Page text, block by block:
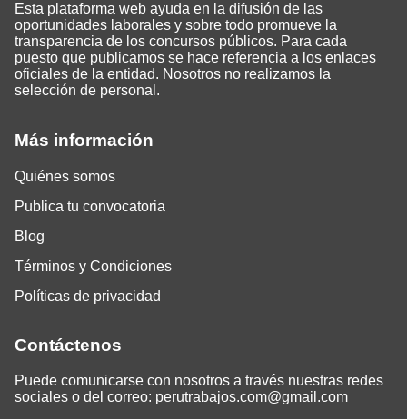
Más información
Quiénes somos
Publica tu convocatoria
Blog
Términos y Condiciones
Políticas de privacidad
Contáctenos
Puede comunicarse con nosotros a través nuestras redes
sociales o del correo: perutrabajos.com@gmail.com
Esta plataforma web ayuda en la difusión de las
oportunidades laborales y sobre todo promueve la
transparencia de los concursos públicos. Para cada
puesto que publicamos se hace referencia a los enlaces
oficiales de la entidad. Nosotros no realizamos la
selección de personal.